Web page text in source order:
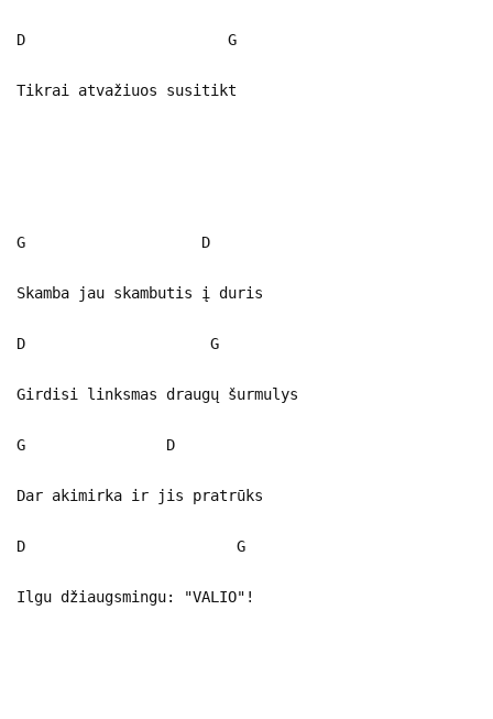
D G
Tikrai atvažiuos susitikt
G D
Skamba jau skambutis į duris
D G
Girdisi linksmas draugų šurmulys
G D
Dar akimirka ir jis pratrūks
D G
Ilgu džiaugsmingu: "VALIO"!